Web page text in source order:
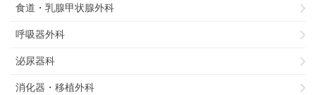
食道・乳腺甲状腺外科
呼吸器外科
泌尿器科
消化器・移植外科